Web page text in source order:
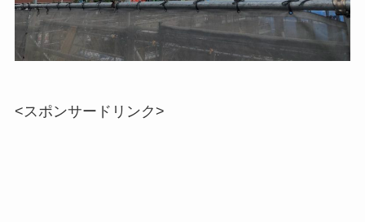
<スポンサードリンク>